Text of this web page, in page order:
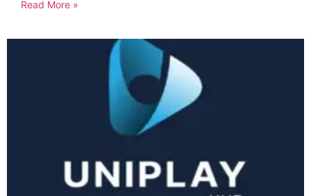
Read More »